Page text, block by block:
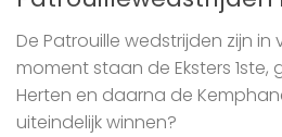
De Patrouille wedstrijden zijn
moment staan de Eksters
Herten en daarna de
uiteindelijk winnen?